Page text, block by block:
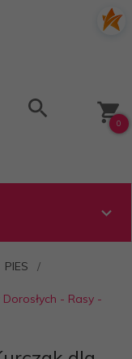
0
PIES
- Rasy -